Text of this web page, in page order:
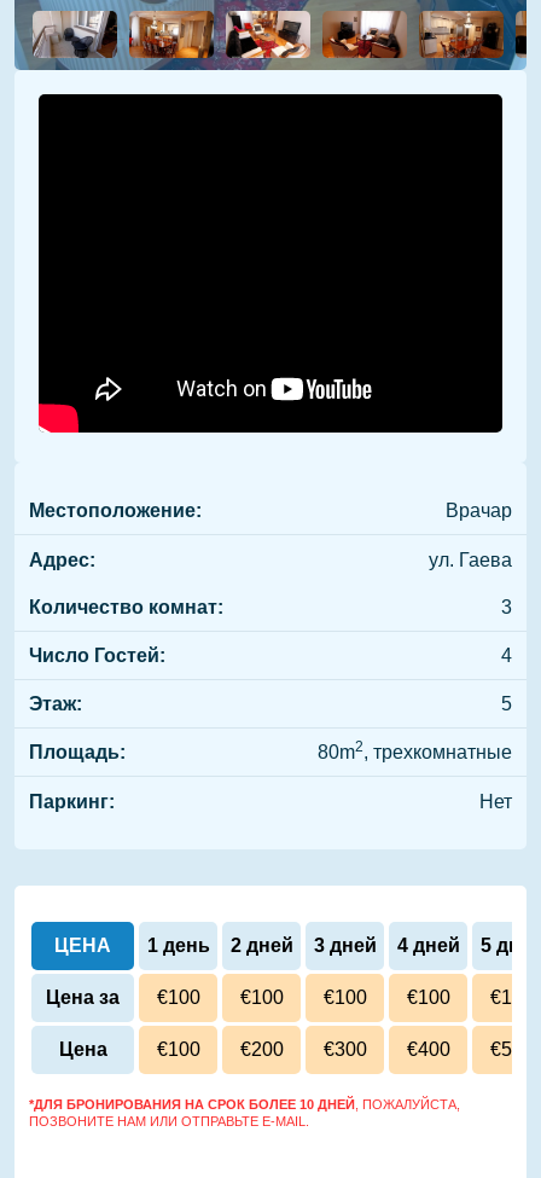
Местоположение: Врачар
Адрес: ул. Гаева
Количество комнат: 3
Число Гостей: 4
Этаж: 5
Площадь: 80m2, трехкомнатные
Паркинг: Нет
ЦЕНА 1 день 2 дней 3 дней 4 дней 5
Цена за
сутки
€100 €100 €100 €100 €100
Цена €100 €200 €300 €400 €500
*ДЛЯ БРОНИРОВАНИЯ НА СРОК БОЛЕЕ 10 ДНЕЙ , ПОЖАЛУЙСТА,
ПОЗВОНИТЕ НАМ ИЛИ ОТПРАВЬТЕ E-MAIL.